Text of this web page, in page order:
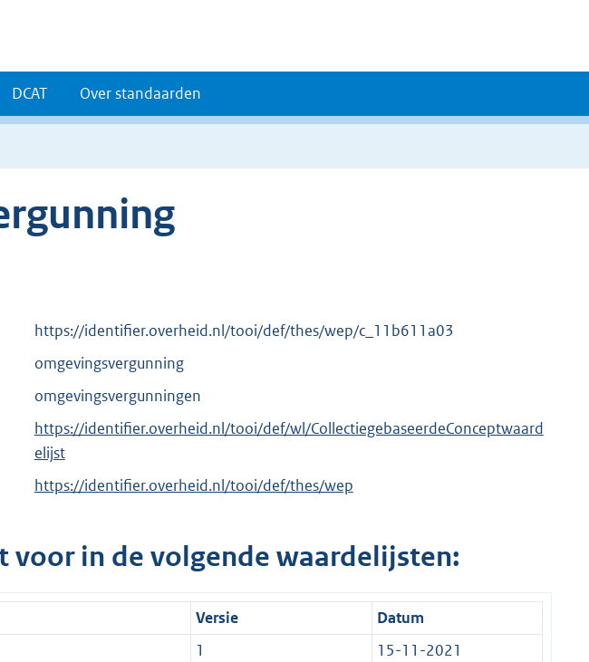
DCAT Over standaarden
https://identifier.overheid.nl/tooi/def/thes/wep/c_11b611a03
omgevingsvergunning
omgevingsvergunningen
https://identifier.overheid.nl/tooi/def/wl/CollectiegebaseerdeConceptwaard
elijst
https://identifier.overheid.nl/tooi/def/thes/wep
voor in de volgende waardelijsten:
Versie
Datum
1
15-11-2021